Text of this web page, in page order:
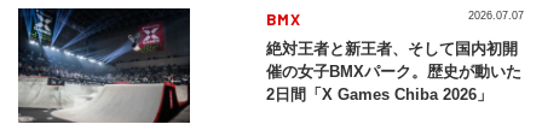
BMX
絶対王者と新王者、そして国内初開
催の女子BMXパーク。歴史が動いた
2日間「X Games Chiba 2026」
2026.07.07